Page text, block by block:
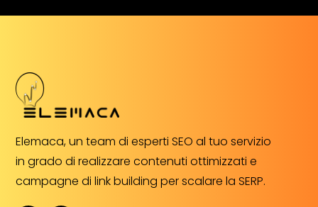
Elemaca, un team di esperti SEO al tuo servizio
in grado di realizzare contenuti ottimizzati e
campagne di link building per scalare la SERP.